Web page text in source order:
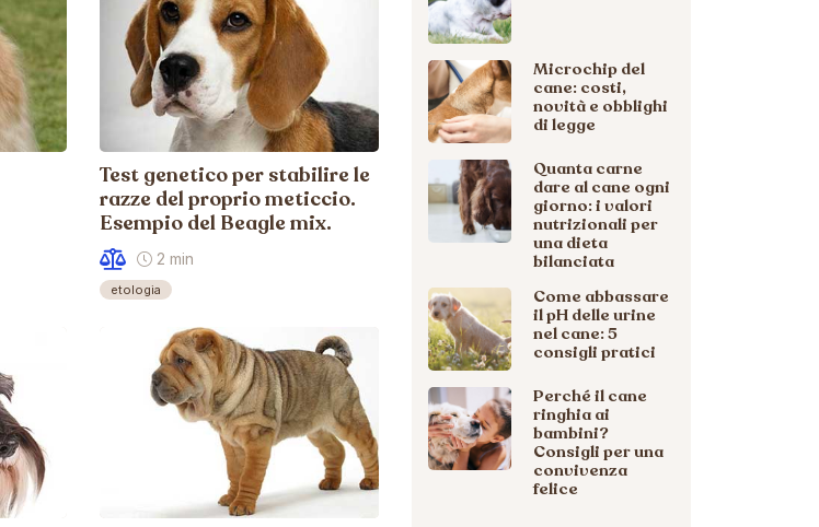
Test genetico per stabilire le
razze del proprio meticcio.
Esempio del Beagle mix.
2 min
etologia
Microchip del
cane: costi,
novità e obblighi
di legge
Quanta carne
dare al cane ogni
giorno: i valori
nutrizionali per
una dieta
bilanciata
Come abbassare
il pH delle urine
nel cane: 5
consigli pratici
Perché il cane
ringhia ai
bambini?
Consigli per una
convivenza
felice